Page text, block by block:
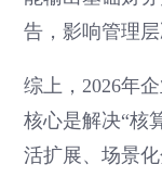
告，影响管理层
综上，2026年
核心是解决“核
活扩展、场景